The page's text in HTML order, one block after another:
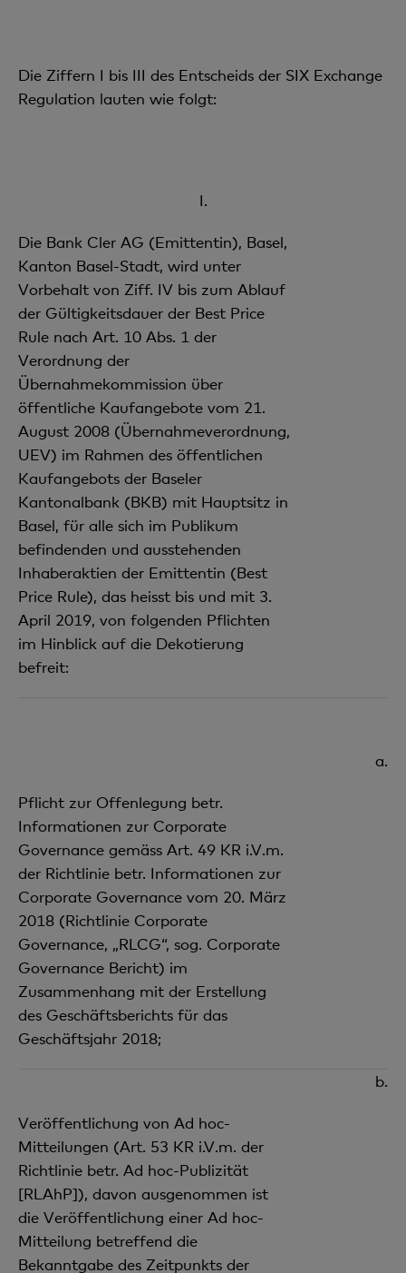
Die Ziffern I bis III des Entscheids der SIX Exchange
Regulation lauten wie folgt:
I.
Die Bank Cler AG (Emittentin), Basel,
Kanton Basel-Stadt, wird unter
Vorbehalt von Ziff. IV bis zum Ablauf
der Gültigkeitsdauer der Best Price
Rule nach Art. 10 Abs. 1 der
Verordnung der
Übernahmekommission über
öffentliche Kaufangebote vom 21.
August 2008 (Übernahmeverordnung,
UEV) im Rahmen des öffentlichen
Kaufangebots der Baseler
Kantonalbank (BKB) mit Hauptsitz in
Basel, für alle sich im Publikum
befindenden und ausstehenden
Inhaberaktien der Emittentin (Best
Price Rule), das heisst bis und mit 3.
April 2019, von folgenden Pflichten
im Hinblick auf die Dekotierung
befreit:
a.
Pflicht zur Offenlegung betr.
Informationen zur Corporate
Governance gemäss Art. 49 KR i.V.m.
der Richtlinie betr. Informationen zur
Corporate Governance vom 20. März
2018 (Richtlinie Corporate
Governance, „RLCG“, sog. Corporate
Governance Bericht) im
Zusammenhang mit der Erstellung
des Geschäftsberichts für das
Geschäftsjahr 2018;
b.
Veröffentlichung von Ad hoc-
Mitteilungen (Art. 53 KR i.V.m. der
Richtlinie betr. Ad hoc-Publizität
[RLAhP]), davon ausgenommen ist
die Veröffentlichung einer Ad hoc-
Mitteilung betreffend die
Bekanntgabe des Zeitpunkts der